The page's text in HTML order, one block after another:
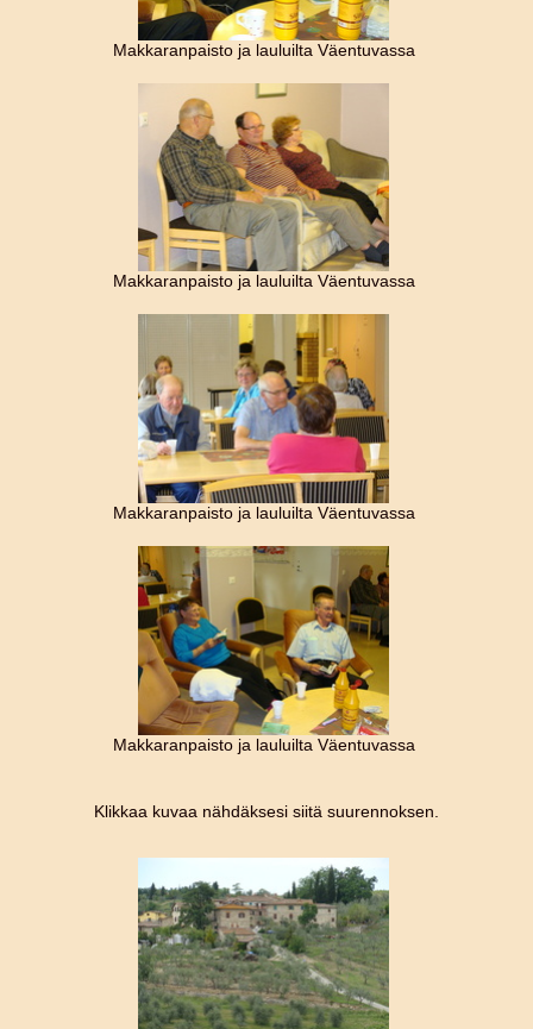
Makkaranpaisto ja lauluilta Väentuvassa
Makkaranpaisto ja lauluilta Väentuvassa
Makkaranpaisto ja lauluilta Väentuvassa
Makkaranpaisto ja lauluilta Väentuvassa
Klikkaa kuvaa nähdäksesi siitä suurennoksen.